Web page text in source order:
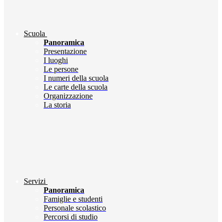
Scuola
Panoramica
Presentazione
I luoghi
Le persone
I numeri della scuola
Le carte della scuola
Organizzazione
La storia
Servizi
Panoramica
Famiglie e studenti
Personale scolastico
Percorsi di studio